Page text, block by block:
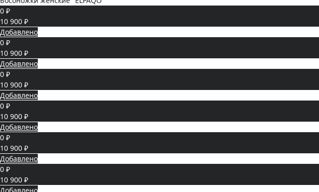
0 ₽
10 900 ₽
Добавлено
0 ₽
10 900 ₽
Добавлено
0 ₽
10 900 ₽
Добавлено
0 ₽
10 900 ₽
Добавлено
0 ₽
10 900 ₽
Добавлено
0 ₽
10 900 ₽
Добавлено